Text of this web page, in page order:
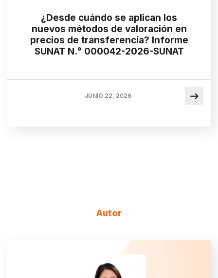
¿Desde cuándo se aplican los
nuevos métodos de valoración en
precios de transferencia? Informe
SUNAT N.° 000042-2026-SUNAT
JUNIO 22, 2026
Autor